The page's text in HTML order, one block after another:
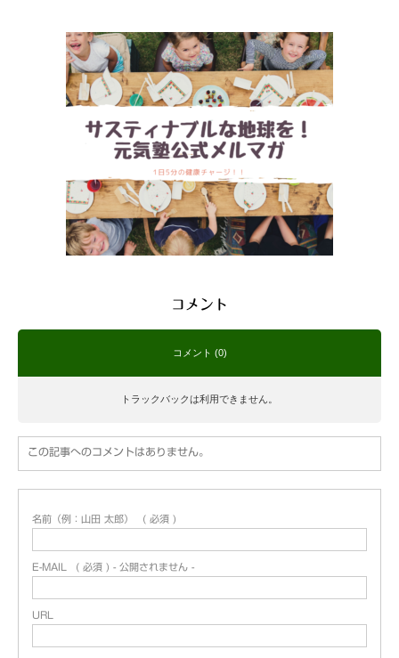
コメント
コメント (0)
トラックバックは利用できません。
この記事へのコメントはありません。
名前（例：山田 太郎） ( 必須 )
E-MAIL ( 必須 ) - 公開されません -
URL